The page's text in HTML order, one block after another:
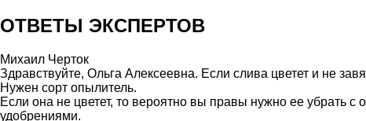
ОТВЕТЫ ЭКСПЕРТОВ
Михаил Черток
Здравствуйте, Ольга Алексеевна. Если слива цветет и не
Нужен сорт опылитель.
Если она не цветет, то вероятно вы правы нужно ее убрать
удобрениями.